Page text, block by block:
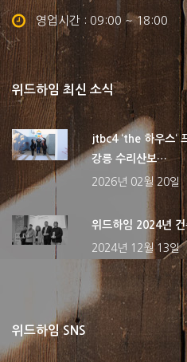
영업시간 : 09:00 ~ 18:00
위드하임 최신 소식
jtbc4 ‘the 하우스‘
강릉 수리산보…
2026년 02월 20일
위드하임 2024년
2024년 12월 13일
위드하임 SNS